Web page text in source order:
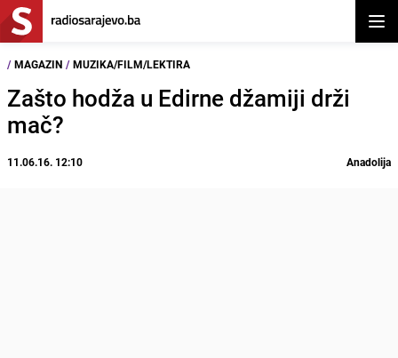
/ MAGAZIN / MUZIKA/FILM/LEKTIRA
Zašto hodža u Edirne džamiji drži
mač?
11.06.16. 12:10 Anadolija